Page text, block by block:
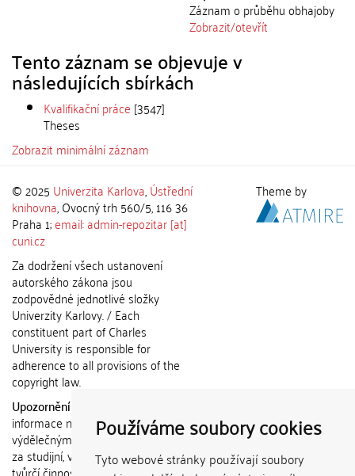
Používáme soubory cookies
Tyto webové stránky používají soubory
Záznam o průběhu obhajoby
Zobrazit/otevřít
Tento záznam se objevuje v
následujících sbírkách
Kvalifikační práce [3547]
Theses
Zobrazit minimální záznam
© 2025 Univerzita Karlova,Ústřední
knihovna, Ovocný trh 560/5, 116 36
Praha 1;email: admin-repozitar [at]
cuni.cz
Za dodržení všech ustanovení
autorského zákona jsou
zodpovědné jednotlivé složky
Univerzity Karlovy. / Each
constituent part of Charles
University is responsible for
adherence to all provisions of the
copyright law.
Upozornění / Notice:
informace nemohou být použity k
výdělečným účelům nebo vydávány
za studijní, vědeckou nebo jinou
Theme by